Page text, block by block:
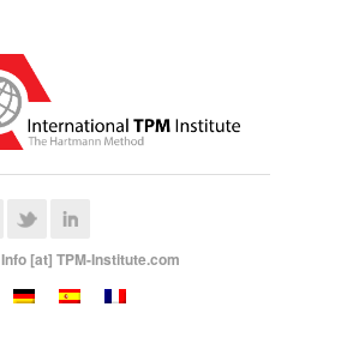
Info [at] TPM-Institute.com